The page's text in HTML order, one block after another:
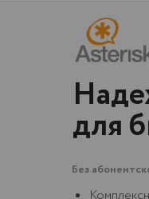
Надежная
для
Без абонентской